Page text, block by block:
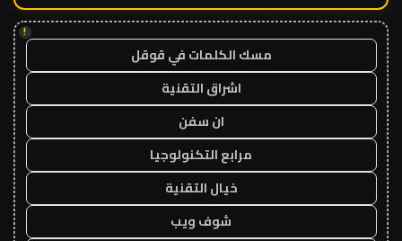
!
مسك الكلمات في قوقل
اشراق التقنية
ان سفن
مرابع التكنولوجيا
خيال التقنية
شوف ويب